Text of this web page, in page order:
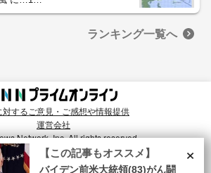
ランキング一覧へ
対するご意見・ご感想や情報提供
運営会社
Network, Inc. All rights reserved.
ーズ・興味・関⼼に合致したコンテンツや広告配信を提供する
ます。詳細は、
プライバシーポリシー をご確認ください。×
【この記事もオススメ】
バイデン前米大統領(83)がん闘